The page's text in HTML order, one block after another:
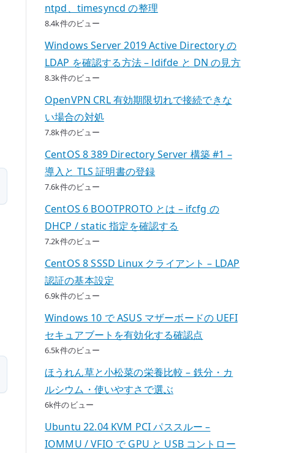
ntpd、timesyncd の整理
8.4k件のビュー
Windows Server 2019 Active Directory の
LDAP を確認する方法 – ldifde と DN の見方
8.3k件のビュー
OpenVPN CRL 有効期限切れで接続できな
い場合の対処
7.8k件のビュー
CentOS 8 389 Directory Server 構築 #1 –
導入と TLS 証明書の登録
7.6k件のビュー
CentOS 6 BOOTPROTO とは – ifcfg の
DHCP / static 指定を確認する
7.2k件のビュー
CentOS 8 SSSD Linux クライアント – LDAP
認証の基本設定
6.9k件のビュー
Windows 10 で ASUS マザーボードの UEFI
セキュアブートを有効化する確認点
6.5k件のビュー
ほうれん草と小松菜の栄養比較 – 鉄分・カ
ルシウム・使いやすさで選ぶ
6k件のビュー
Ubuntu 22.04 KVM PCI パススルー –
IOMMU / VFIO で GPU と USB コントロー